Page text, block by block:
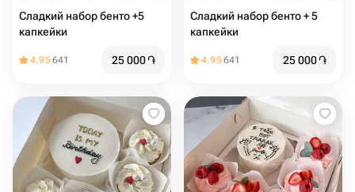
Сладкий набор бенто +5
капкейки
4.95641 25 000֏
Сладкий набор бенто + 5
капкейки
4.95641 25 000֏